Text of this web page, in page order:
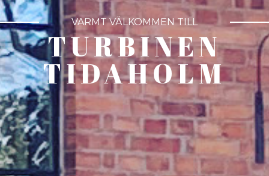
VARMT VÄLKOMMEN TILL
TURBINEN
TIDAHOLM